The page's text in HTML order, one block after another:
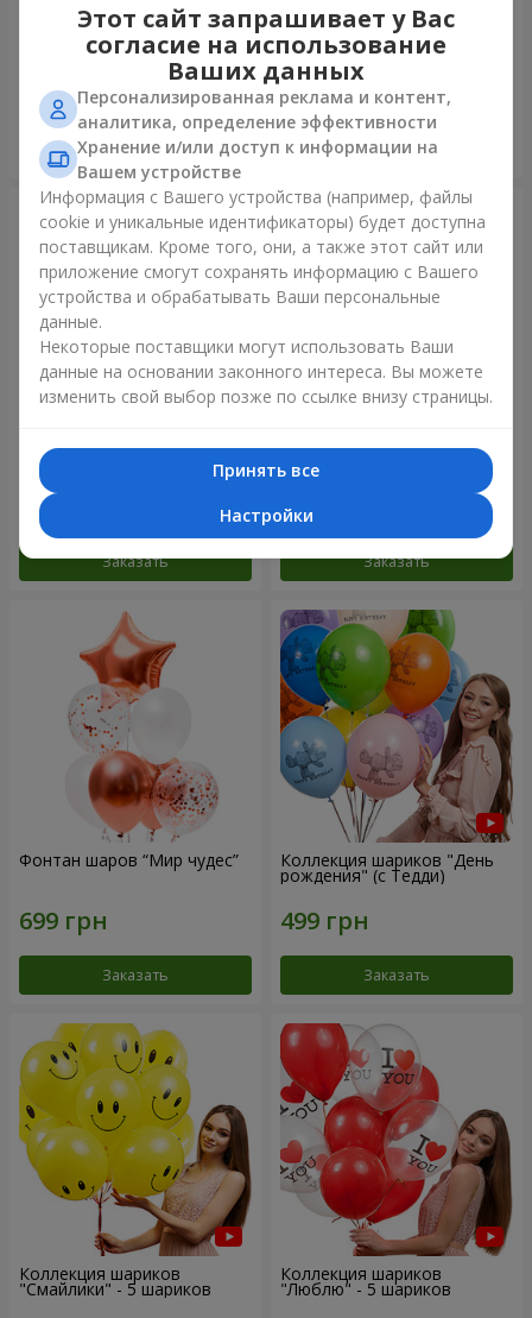
Коллекция шаров "Украина"
Заказать
Коллекция шариков
"Веселый День Рождения" -
7 шариков
Заказать
Микс гелиевых шариков
"Поздравление!"
Заказать
Коллекция шариков
"Веселый День Рождения" -
3 шарика
Заказать
Фонтан шаров “Мир чудес”
Заказать
Коллекция шариков "День
рождения" (с Тедди)
Заказать
Коллекция шариков
"Смайлики" - 5 шариков
Коллекция шариков
"Люблю" - 5 шариков
Этот сайт запрашивает у Вас
согласие на использование
Ваших данных
Персонализированная реклама и контент,
аналитика, определение эффективности
Хранение и/или доступ к информации на
Вашем устройстве
Информация с Вашего устройства (например, файлы
cookie и уникальные идентификаторы) будет доступна
поставщикам. Кроме того, они, а также этот сайт или
приложение смогут сохранять информацию с Вашего
устройства и обрабатывать Ваши персональные
данные.
Некоторые поставщики могут использовать Ваши
данные на основании законного интереса. Вы можете
изменить свой выбор позже по ссылке внизу страницы.
Принять все
Настройки